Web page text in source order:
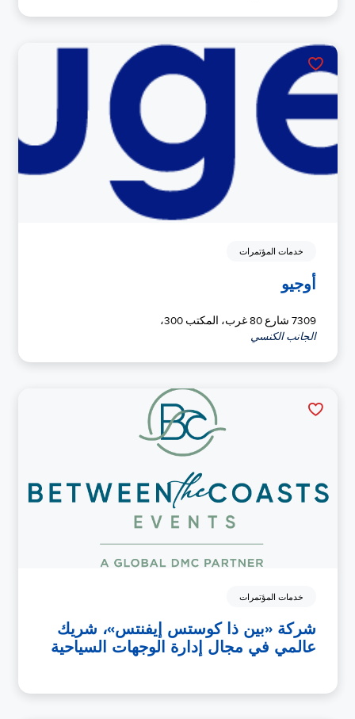
خدمات المؤتمرات
أوجيو
7309 شارع 80 غرب، المكتب 300،
الجانب الكنسي
خدمات المؤتمرات
شركة «بين ذا كوستس إيفنتس»، شريك
عالمي في مجال إدارة الوجهات السياحية